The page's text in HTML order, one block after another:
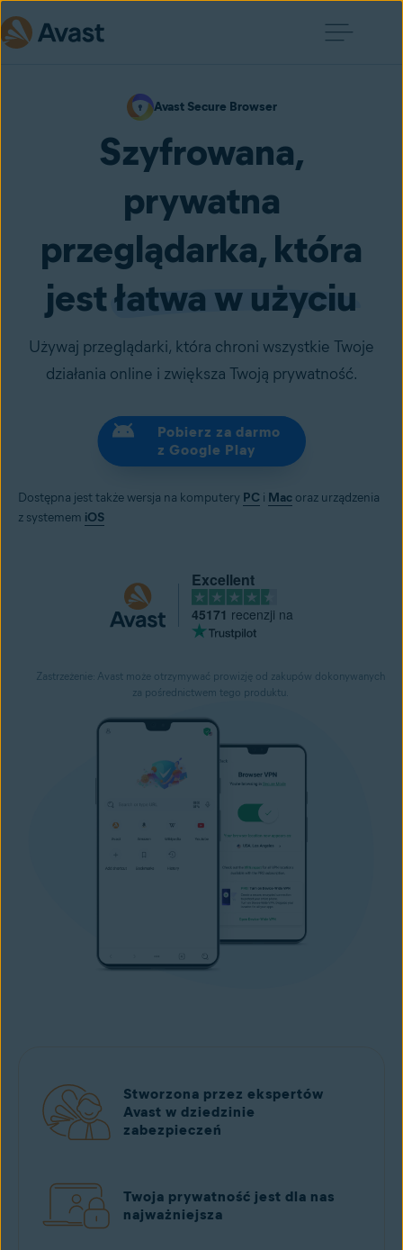
Avast Secure Browser
Szyfrowana,
prywatna
przeglądarka, która
jestłatwa w użyciu
Używaj przeglądarki, która chroni wszystkie Twoje
działania online i zwiększa Twoją prywatność.
Pobierz za darmo
z Google Play
Dostępna jest także wersja na komputery PC i Mac oraz urządzenia
z systemem iOS
Excellent
45171 recenzji na
Zastrzeżenie: Avast może otrzymywać prowizję od zakupów dokonywanych
za pośrednictwem tego produktu.
Stworzona przez ekspertów
Avast w dziedzinie
zabezpieczeń
Twoja prywatność jest dla nas
najważniejsza